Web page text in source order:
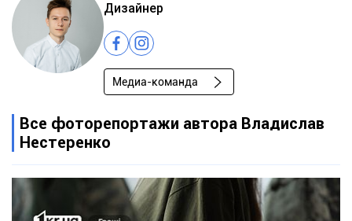
Дизайнер
Медиа-команда
Все фоторепортажи автора Владислав
Нестеренко